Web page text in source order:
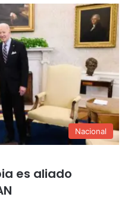
Nacional
es aliado